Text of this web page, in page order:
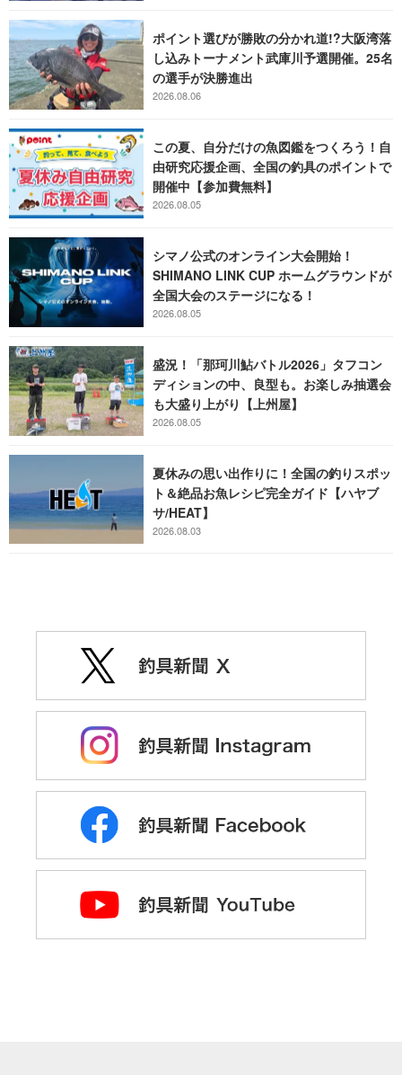
ポイント選びが勝敗の分かれ道!?大阪湾落
し込みトーナメント武庫川予選開催。25名
の選手が決勝進出
2026.08.06
この夏、自分だけの魚図鑑をつくろう！自
由研究応援企画、全国の釣具のポイントで
開催中【参加費無料】
2026.08.05
シマノ公式のオンライン大会開始！
SHIMANO LINK CUP ホームグラウンドが
全国大会のステージになる！
2026.08.05
盛況！「那珂川鮎バトル2026」タフコン
ディションの中、良型も。お楽しみ抽選会
も大盛り上がり【上州屋】
2026.08.05
夏休みの思い出作りに！全国の釣りスポッ
ト＆絶品お魚レシピ完全ガイド【ハヤブ
サ/HEAT】
2026.08.03